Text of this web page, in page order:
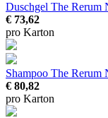
Duschgel The Rerum
€ 73,62
pro Karton
Shampoo The Rerum
€ 80,82
pro Karton